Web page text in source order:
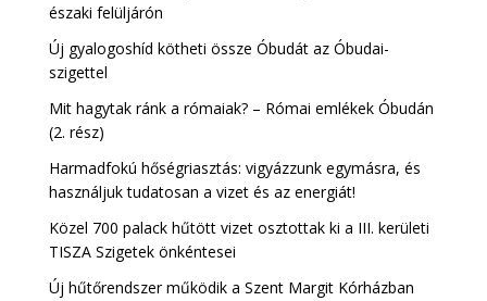
északi felüljárón
Új gyalogoshíd kötheti össze Óbudát az Óbudai-
szigettel
Mit hagytak ránk a rómaiak? – Római emlékek Óbudán
(2. rész)
Harmadfokú hőségriasztás: vigyázzunk egymásra, és
használjuk tudatosan a vizet és az energiát!
Közel 700 palack hűtött vizet osztottak ki a III. kerületi
TISZA Szigetek önkéntesei
Új hűtőrendszer működik a Szent Margit Kórházban